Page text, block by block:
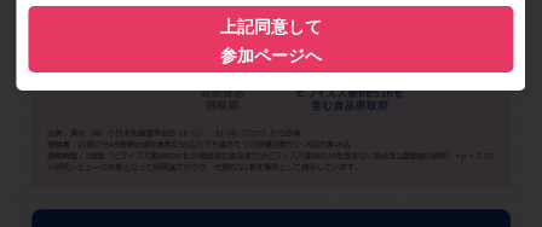
上記同意して
参加ページへ